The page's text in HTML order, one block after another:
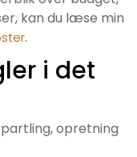
kan du læse min
.
i det
opretning